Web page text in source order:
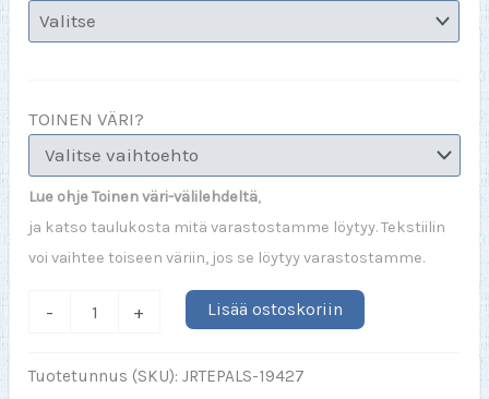
TOINEN VÄRI?
Lue ohje Toinen väri-välilehdeltä,
ja katso taulukosta mitä varastostamme löytyy. Tekstiilin
voi vaihtee toiseen väriin, jos se löytyy varastostamme.
- + Lisää ostoskoriin
Tuotetunnus (SKU):JRTEPALS-19427